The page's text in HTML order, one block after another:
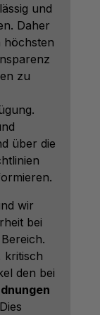
und
Daher
höchsten
zu
über die
wir
bei
kritisch
den bei